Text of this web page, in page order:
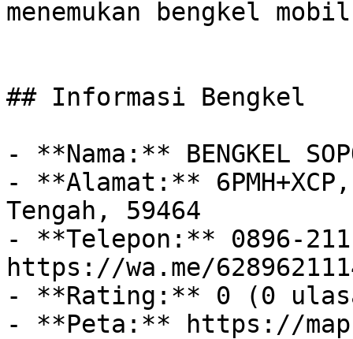
menemukan bengkel
## Informasi Bengkel
- **Nama:** BENGKEL
- **Alamat:**
Tengah, 59464
- **Telepon:** 0896-
https://wa.me/
- **Rating:** 0 (0
- **Peta:** https://